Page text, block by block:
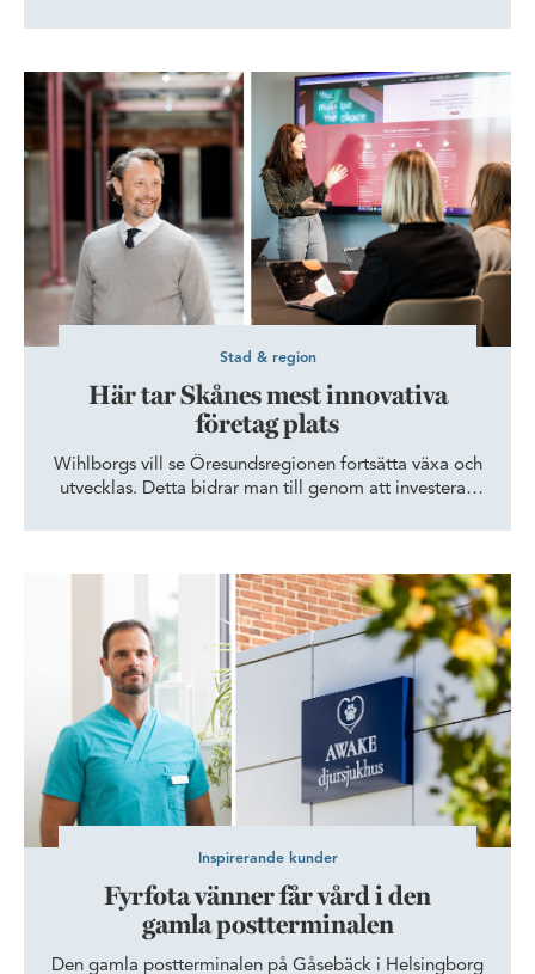
Här tar Skånes mest innovativa företag plats
Stad & region
Här tar Skånes mest innovativa
företag plats
Wihlborgs vill se Öresundsregionen fortsätta växa och
utvecklas. Detta bidrar man till genom att investera i
Fyrfota vänner får vård i den gamla postterminalen
Inspirerande kunder
Fyrfota vänner får vård i den
gamla postterminalen
Den gamla postterminalen på Gåsebäck i Helsingborg